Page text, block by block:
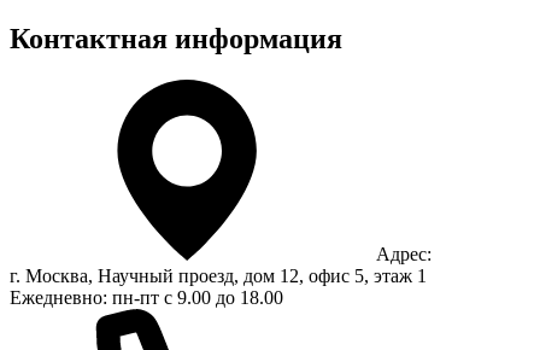
Контактная информация
Адрес:
г. Москва, Научный проезд, дом 12, офис 5, этаж 1
Ежедневно: пн-пт с 9.00 до 18.00